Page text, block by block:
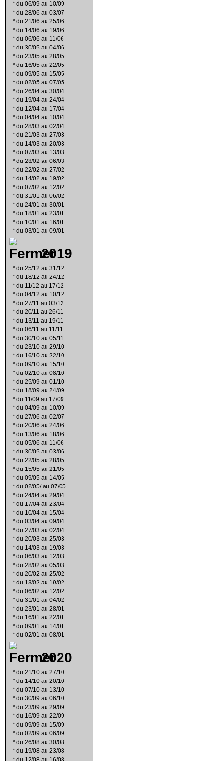
* du 06/09 au 10/09
* du 28/06 au 03/07
* du 21/06 au 25/06
* du 14/06 au 19/06
* du 06/06 au 11/06
* du 30/05 au 04/06
* du 23/05 au 28/05
* du 16/05 au 22/05
* du 09/05 au 15/05
* du 02/05 au 07/05
* du 26/04 au 30/04
* du 19/04 au 24/04
* du 12/04 au 17/04
* du 04/04 au 10/04
* du 28/03 au 02/04
* du 21/03 au 27/03
* du 14/03 au 20/03
* du 07/03 au 13/03
* du 28/02 au 06/03
* du 22/02 au 27/02
* du 14/02 au 19/02
* du 07/02 au 12/02
* du 31/01 au 06/02
* du 24/01 au 30/01
* du 18/01 au 23/01
* du 10/01 au 16/01
* du 03/01 au 09/01
2019
* du 25/12 au 31/12
* du 18/12 au 24/12
* du 11/12 au 17/12
* du 04/12 au 10/12
* du 27/11 au 03/12
* du 20/11 au 26/11
* du 13/11 au 19/11
* du 06/11 au 11/11
* du 30/10 au 05/11
* du 23/10 au 29/10
* du 16/10 au 22/10
* du 09/10 au 15/10
* du 02/10 au 08/10
* du 25/09 au 01/10
* du 18/09 au 24/09
* du 11/09 au 17/09
* du 04/09 au 10/09
* du 27/06 au 02/07
* du 20/06 au 24/06
* du 13/06 au 18/06
* du 05/06 au 11/06
* du 30/05 au 03/06
* du 22/05 au 28/05
* du 15/05 au 21/05
* du 09/05 au 14/05
* du 02/05/ au 07/05
* du 24/04 au 29/04
* du 17/04 au 23/04
* du 10/04 au 15/04
* du 03/04 au 09/04
* du 27/03 au 02/04
* du 20/03 au 25/03
* du 14/03 au 19/03
* du 06/03 au 12/03
* du 28/02 au 05/03
* du 20/02 au 25/02
* du 13/02 au 19/02
* du 06/02 au 12/02
* du 31/01 au 04/02
* du 23/01 au 28/01
* du 16/01 au 22/01
* du 09/01 au 14/01
* du 02/01 au 08/01
2020
* du 21/10 au 27/10
* du 14/10 au 20/10
* du 07/10 au 13/10
* du 30/09 au 06/10
* du 23/09 au 29/09
* du 16/09 au 22/09
* du 09/09 au 15/09
* du 02/09 au 06/09
* du 26/08 au 30/08
* du 19/08 au 23/08
* du 12/08 au 16/08